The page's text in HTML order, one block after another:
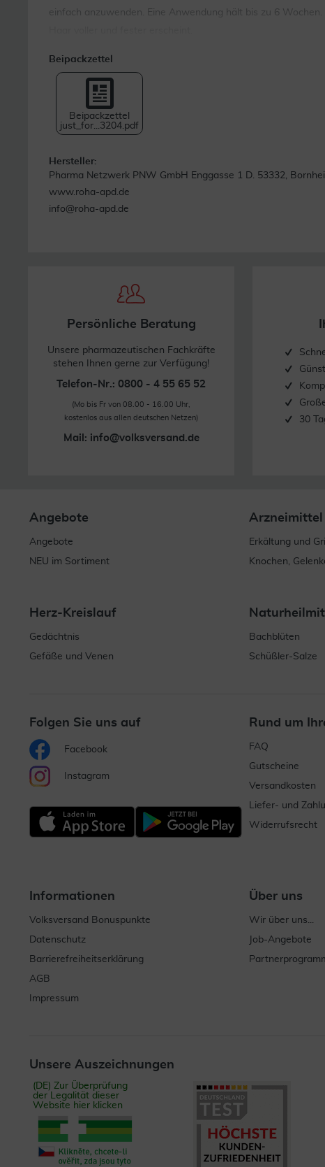
einfach anzuwenden. Eine Anwendung hält bis zu 6
Beipackzettel
Beipackzettel
just_for...3204.pdf
Hersteller:
Pharma Netzwerk PNW GmbH Enggasse 1 D. 53332,
www.roha-apd.de
info@roha-apd.de
Persönliche Beratung
Unsere pharmazeutischen Fachkräfte
stehen Ihnen gerne zur Verfügung!
Telefon-Nr.: 0800 - 4 55 65 52
(Mo bis Fr von 08.00 - 16.00 Uhr,
kostenlos aus allen deutschen Netzen)
Mail: info@volksversand.de
30
Angebote
Angebote
NEU im Sortiment
Arzneimittel
Erkältung und
Knochen,
Herz-Kreislauf
Gedächtnis
Gefäße und Venen
Bachblüten
Schüßler-Salze
Folgen Sie uns auf
Facebook
Instagram
Rund um
FAQ
Gutscheine
Versandkosten
Liefer- und
Widerrufsrecht
Informationen
Volksversand Bonuspunkte
Datenschutz
Barrierefreiheitserklärung
AGB
Impressum
Über uns
Wir über uns...
Job-Angebote
Unsere Auszeichnungen
(DE) Zur Überprüfung
der Legalität dieser
Website hier klicken